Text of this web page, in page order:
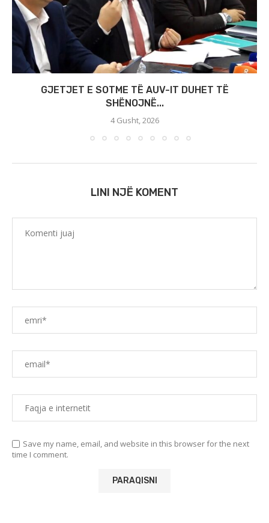
GJETJET E SOTME TË AUV-IT DUHET TË
SHËNOJNË...
4 Gusht, 2026
LINI NJË KOMENT
Save my name, email, and website in this browser for the next
time I comment.